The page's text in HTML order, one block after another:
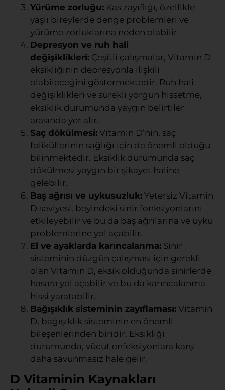
Yürüme zorluğu: Kas zayıflığı, özellikle
yaşlı bireylerde denge problemleri ve
yürüme zorluklarına neden olabilir.
Depresyon ve ruh hali
değişiklikleri: Çeşitli çalışmalar, Vitamin D
eksikliğinin depresyonla ilişkili
olabileceğini göstermektedir. Ruh hali
değişiklikleri ve sürekli yorgun hissetme,
eksiklik durumunda yaygın belirtiler
arasında yer alır.
Saç dökülmesi: Vitamin D’nin, saç
foliküllerinin sağlığı için de önemli olduğu
bilinmektedir. Eksiklik durumunda saç
dökülmesi yaygın bir şikayet haline
gelebilir.
Baş ağrısı ve uykusuzluk: Yetersiz Vitamin
D seviyesi, beyindeki sinir fonksiyonlarını
etkileyebilir ve bu da baş ağrılarına ve uyku
problemlerine yol açabilir.
El ve ayaklarda karıncalanma: Sinir
sisteminin düzgün çalışması için gerekli
olan Vitamin D, eksik olduğunda sinirlerde
hasara yol açabilir ve bu da karıncalanma
hissi yaratabilir.
Bağışıklık sisteminin zayıflaması: Vitamin
D, bağışıklık sisteminin en önemli
bileşenlerinden biridir. Eksikliği
durumunda, vücut enfeksiyonlara karşı
daha savunmasız hale gelir.
D Vitaminin Kaynakları